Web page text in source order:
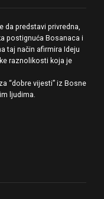
da predstavi privredna,
postignuća Bosanaca i
taj način afirmira Ideju
raznolikosti koja je
“dobre vijesti” iz Bosne
ljudima.